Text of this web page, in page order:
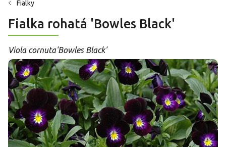
Fialky
Fialka rohatá 'Bowles Black'
Viola cornuta'Bowles Black'